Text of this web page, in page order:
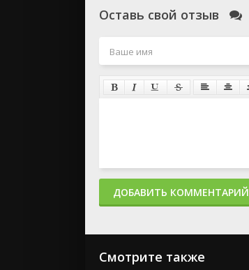
Оставь свой отзыв
ДОБАВИТЬ КОММЕНТАРИЙ
Смотрите также